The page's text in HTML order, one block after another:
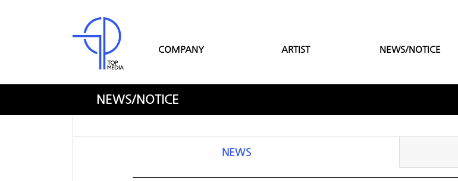
COMPANY ARTIST NEWS/NOTICE
NEWS/NOTICE
NEWS